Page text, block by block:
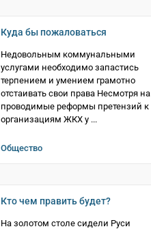
Куда бы пожаловаться
Недовольным коммунальными
услугами необходимо запастись
терпением и умением грамотно
отстаивать свои права Несмотря на
проводимые реформы претензий к
организациям ЖКХ у ...
Общество
Кто чем править будет?
На золотом столе сидели Руси